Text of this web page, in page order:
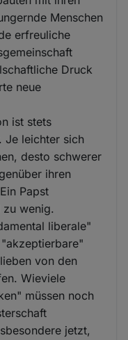
Menschen
erfreuliche
Druck
neue
ist stets
Je leichter sich
desto schwerer
ihren
Papst
wenig.
liberale"
von den
Wieviele
müssen noch
jetzt,